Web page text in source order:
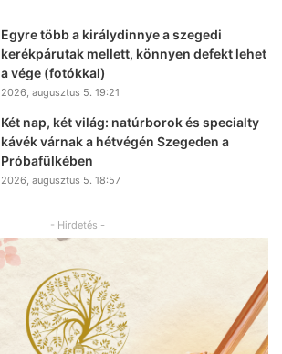
Egyre több a királydinnye a szegedi
kerékpárutak mellett, könnyen defekt lehet
a vége (fotókkal)
2026, augusztus 5. 19:21
Két nap, két világ: natúrborok és specialty
kávék várnak a hétvégén Szegeden a
Próbafülkében
2026, augusztus 5. 18:57
- Hirdetés -